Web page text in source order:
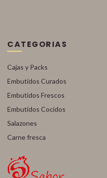
CATEGORIAS
Cajas y Packs
Embutidos Curados
Embutidos Frescos
Embutidos Cocidos
Salazones
Carne fresca